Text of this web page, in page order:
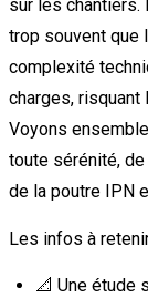
sur les chantiers.
trop souvent que
complexité
charges,
Voyons
toute sérénité,
de la poutre IPN
Les infos à
📐 Une étude